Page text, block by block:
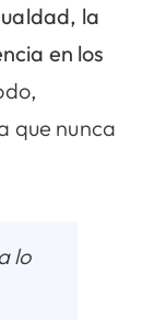
la
en los
que nunca
lo